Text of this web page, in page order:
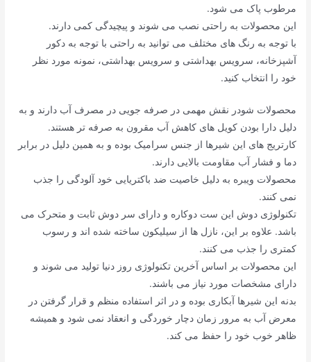
مرطوب پاک می شود.
این محصولات به راحتی نصب می شوند و پیچیدگی کمی دارند.
با توجه به رنگ های مختلف می توانید به راحتی با توجه به دکور
آشپزخانه، سرویس بهداشتی و سرویس بهداشتی، نمونه مورد نظر
خود را انتخاب کنید.
محصولات شودر نقش مهمی در صرفه جویی در مصرف آب دارند و به
دلیل دارا بودن کویل های کاهش آب مقرون به صرفه تر هستند.
کارتریج های این شیرها از جنس سرامیک بوده و به همین دلیل در برابر
دما و فشار آب مقاومت بالایی دارند.
محصولات ویبره به دلیل خاصیت ضد باکتریایی خود آلودگی را جذب
نمی کنند.
تکنولوژی دوش این ست دوکاره و دارای سر دوش ثابت و متحرک می
باشد. علاوه بر این، نازل ها از سیلیکون ساخته شده اند و رسوب
کمتری را جذب می کنند.
این محصولات بر اساس آخرین تکنولوژی روز دنیا تولید می شوند و
دارای مشخصات مورد نیاز می باشند.
بدنه این شیرها آبکاری بوده و در اثر استفاده منظم و قرار گرفتن در
معرض آب به مرور زمان دچار خوردگی و انعقاد نمی شود و همیشه
ظاهر خوب خود را حفظ می کند.